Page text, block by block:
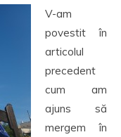
V-am
povestit în
articolul
precedent
cum am
ajuns să
mergem în